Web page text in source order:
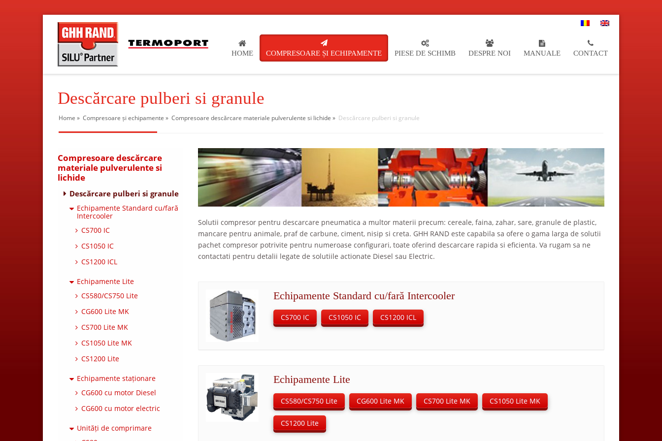
HOME COMPRESOARE ȘI ECHIPAMENTE PIESE DE SCHIMB DESPRE NOI MANUALE CONTACT
Descărcare pulberi si granule
Home » Compresoare și echipamente » Compresoare descărcare materiale pulverulente si lichide » Descărcare pulberi si granule
Compresoare descărcare
materiale pulverulente si
lichide
Descărcare pulberi si granule
Echipamente Standard cu/fară
Intercooler
CS700 IC
CS1050 IC
CS1200 ICL
Echipamente Lite
CS580/CS750 Lite
CG600 Lite MK
CS700 Lite MK
CS1050 Lite MK
CS1200 Lite
Echipamente staționare
CG600 cu motor Diesel
CG600 cu motor electric
Unități de comprimare
Solutii compresor pentru descarcare pneumatica a multor materii precum: cereale, faina, zahar, sare, granule de plastic,
mancare pentru animale, praf de carbune, ciment, nisip si creta. GHH RAND este capabila sa ofere o gama larga de solutii
pachet compresor potrivite pentru numeroase configurari, toate oferind descarcare rapida si eficienta. Va rugam sa ne
contactati pentru detalii legate de solutiile actionate Diesel sau Electric.
Echipamente Standard cu/fară Intercooler
CS700 IC CS1050 IC CS1200 ICL
Echipamente Lite
CS580/CS750 Lite CG600 Lite MK CS700 Lite MK CS1050 Lite MK
CS1200 Lite